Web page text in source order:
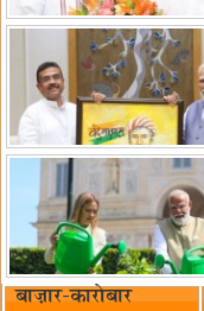
बाज़ार-कारोबार